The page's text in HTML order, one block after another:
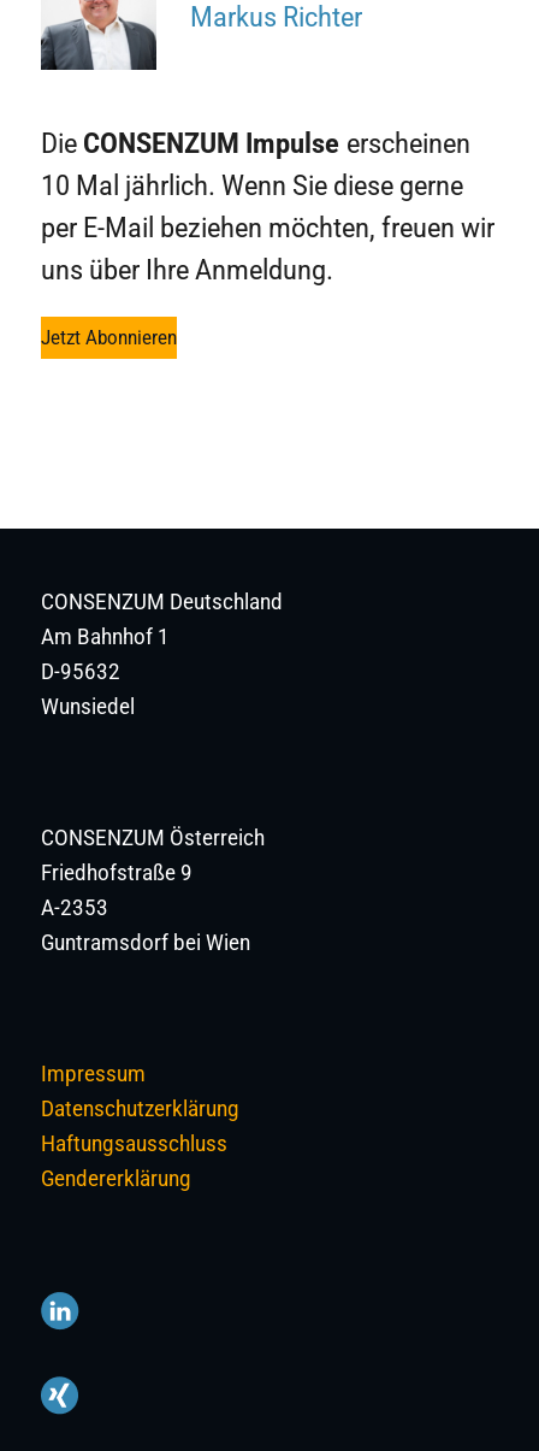
Markus Richter
Die CONSENZUM Impulse erscheinen
10 Mal jährlich. Wenn Sie diese gerne
per E-Mail beziehen möchten, freuen wir
uns über Ihre Anmeldung.
Jetzt Abonnieren
CONSENZUM Deutschland
Am Bahnhof 1
D-95632
Wunsiedel
CONSENZUM Österreich
Friedhofstraße 9
A-2353
Guntramsdorf bei Wien
Impressum
Datenschutzerklärung
Haftungsausschluss
Gendererklärung